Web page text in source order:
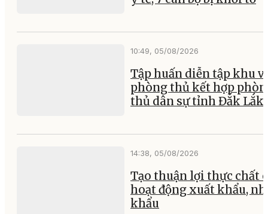
10:49, 05/08/2026
Tập huấn diễn tập khu
phòng thủ kết hợp
thủ dân sự tỉnh Đắk Lắk
14:38, 05/08/2026
Tạo thuận lợi thực chất
hoạt động xuất khẩu,
khẩu